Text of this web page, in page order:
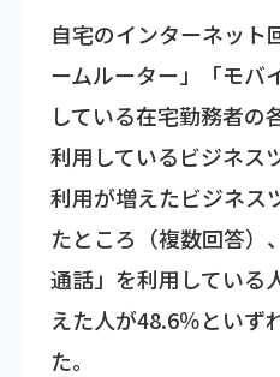
自宅のインターネット
ームルーター」「モバ
している在宅勤務者の
利用しているビジネス
利用が増えたビジネス
たところ（複数回答）
通話」を利用している
えた人が48.6％といず
た。